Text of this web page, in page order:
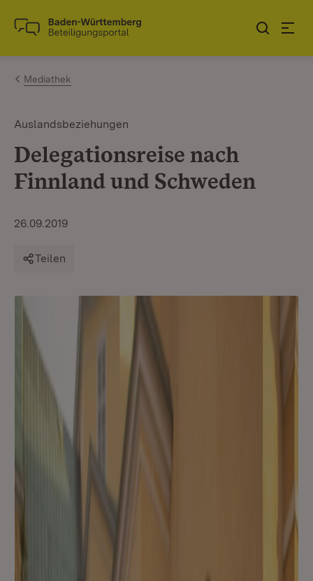
Zum Inhalt springen
Link zur Startseite
Mediathek
Auslandsbeziehungen
Delegationsreise nach
Finnland und Schweden
26.09.2019
Teilen